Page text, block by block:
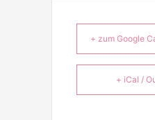
+ zum Google
+ iCal /